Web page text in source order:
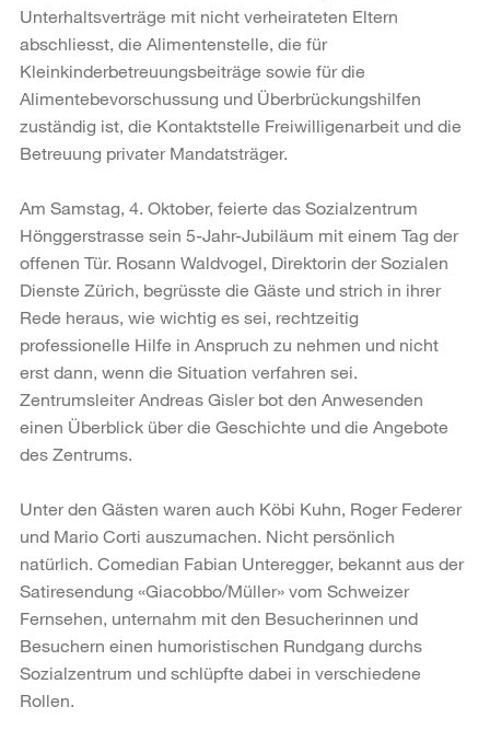
Unterhaltsverträge mit nicht verheirateten Eltern
abschliesst, die Alimentenstelle, die für
Kleinkinderbetreuungsbeiträge sowie für die
Alimentebevorschussung und Überbrückungshilfen
zuständig ist, die Kontaktstelle Freiwilligenarbeit und die
Betreuung privater Mandatsträger.
Am Samstag, 4. Oktober, feierte das Sozialzentrum
Hönggerstrasse sein 5-Jahr-Jubiläum mit einem Tag der
offenen Tür. Rosann Waldvogel, Direktorin der Sozialen
Dienste Zürich, begrüsste die Gäste und strich in ihrer
Rede heraus, wie wichtig es sei, rechtzeitig
professionelle Hilfe in Anspruch zu nehmen und nicht
erst dann, wenn die Situation verfahren sei.
Zentrumsleiter Andreas Gisler bot den Anwesenden
einen Überblick über die Geschichte und die Angebote
des Zentrums.
Unter den Gästen waren auch Köbi Kuhn, Roger Federer
und Mario Corti auszumachen. Nicht persönlich
natürlich. Comedian Fabian Unteregger, bekannt aus der
Satiresendung «Giacobbo/Müller» vom Schweizer
Fernsehen, unternahm mit den Besucherinnen und
Besuchern einen humoristischen Rundgang durchs
Sozialzentrum und schlüpfte dabei in verschiedene
Rollen.